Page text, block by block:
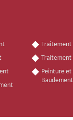
Traitement
Traitement
Peinture et
Baudement